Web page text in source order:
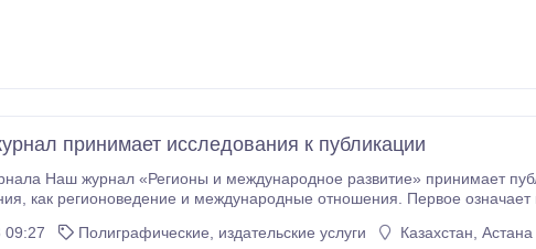
принимает исследования к публикации
относящиеся к таким областям
социально-
ресурсных, политико-правовых, социально-экономических,
09:27 Полиграфические, издательские услуги Казахстан, Астана